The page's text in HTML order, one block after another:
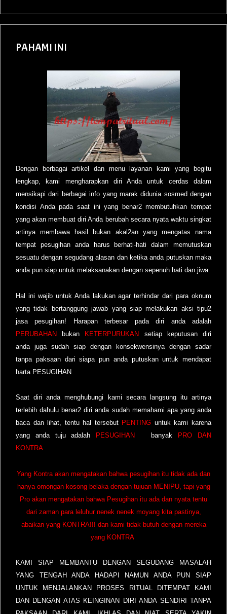
PAHAMI INI
Dengan berbagai artikel dan menu layanan kami yang begitu
lengkap, kami mengharapkan diri Anda untuk cerdas dalam
mensikapi dari berbagai info yang marak didunia sosmed dengan
kondisi Anda pada saat ini yang benar2 membutuhkan tempat
yang akan membuat diri Anda berubah secara nyata waktu singkat
artinya membawa hasil bukan akal2an yang mengatas nama
tempat pesugihan anda harus berhati-hati dalam memutuskan
sesuatu dengan segudang alasan dan ketika anda putuskan maka
anda pun siap untuk melaksanakan dengan sepenuh hati dan jiwa
Hal ini wajib untuk Anda lakukan agar terhindar dari para oknum
yang tidak bertanggung jawab yang siap melakukan aksi tipu2
jasa pesugihan! Harapan terbesar pada diri anda adalah
PERUBAHAN bukan KETERPURUKAN setiap keputusan diri
anda juga sudah siap dengan konsekwensinya dengan sadar
tanpa paksaan dari siapa pun anda putuskan untuk mendapat
harta PESUGIHAN
Saat diri anda menghubungi kami secara langsung itu artinya
terlebih dahulu benar2 diri anda sudah memahami apa yang anda
baca dan lihat, tentu hal tersebut PENTING untuk kami karena
yang anda tuju adalah
PESUGIHAN banyak
PRO DAN
KONTRA
Yang Kontra akan mengatakan bahwa pesugihan itu tidak ada dan
hanya omongan kosong belaka dengan tujuan MENIPU, tapi yang
Pro akan mengatakan bahwa Pesugihan itu ada dan nyata tentu
dari zaman para leluhur nenek nenek moyang kita pastinya,
abaikan yang KONTRA!!! dan kami tidak butuh dengan mereka
yang KONTRA
KAMI SIAP MEMBANTU DENGAN SEGUDANG MASALAH
YANG TENGAH ANDA HADAPI NAMUN ANDA PUN SIAP
UNTUK MENJALANKAN PROSES RITUAL DITEMPAT KAMI
DAN DENGAN ATAS KEINGINAN DIRI ANDA SENDIRI TANPA